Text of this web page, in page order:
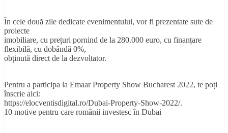
În cele două zile dedicate evenimentului, vor fi prezentate sute de
proiecte
imobiliare, cu prețuri pornind de la 280.000 euro, cu finanțare
flexibilă, cu dobândă 0%,
obținută direct de la dezvoltator.
Pentru a participa la Emaar Property Show Bucharest 2022, te poți
înscrie aici:
https://elocventisdigital.ro/Dubai-Property-Show-2022/.
10 motive pentru care românii investesc în Dubai